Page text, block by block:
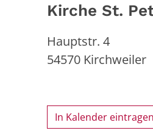
Kirche St.
Hauptstr. 4
54570 Kirchweiler
In Kalender eintragen